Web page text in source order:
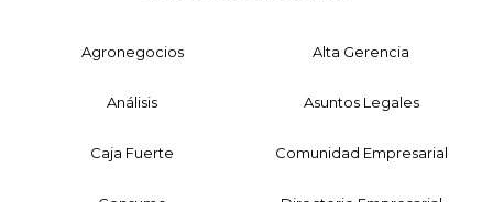
Agronegocios Alta Gerencia
Análisis Asuntos Legales
Caja Fuerte Comunidad Empresarial